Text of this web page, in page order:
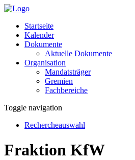
Startseite
Kalender
Dokumente
Aktuelle Dokumente
Organisation
Mandatsträger
Gremien
Fachbereiche
Toggle navigation
Rechercheauswahl
Fraktion KfW